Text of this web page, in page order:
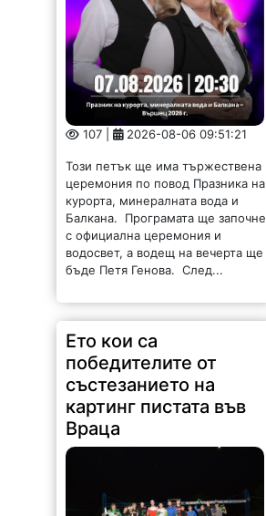
107 | 2026-08-06 09:51:21
Този петък ще има тържествена
церемония по повод Празника на
курорта, минералната вода и
Балкана. Програмата ще започне
с официална церемония и
водосвет, а водещ на вечерта ще
бъде Петя Генова. След...
Ето кои са
победителите от
състезанието на
картинг пистата във
Враца